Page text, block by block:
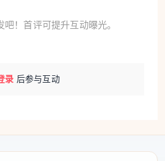
酒杯”的全链条威士忌产业。据
士忌酿造结合，打造特色生
！首评可提升互动曝光。
录 后参与互动